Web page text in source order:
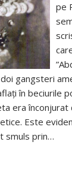
pe
gangsteri
în beciurile
era
Este
smuls prin…